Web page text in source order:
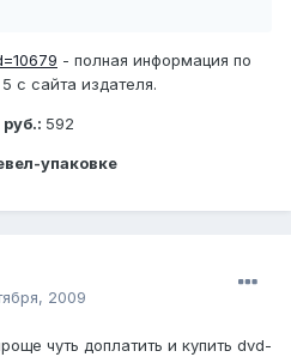
- полная информация по
с сайта издателя.
592
упаковке
2009
чуть доплатить и купить dvd-